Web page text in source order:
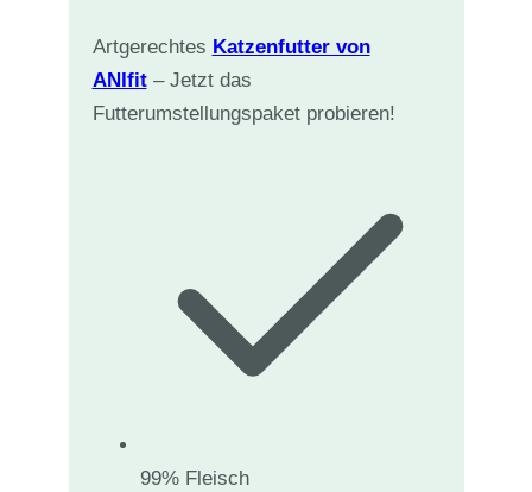
Artgerechtes Katzenfutter von
ANIfit– Jetzt das
Futterumstellungspaket probieren!
99% Fleisch